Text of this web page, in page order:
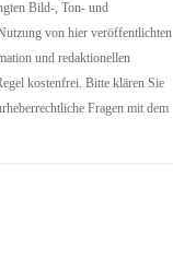
Bild-, Ton- und
von hier veröffentlichten
und redaktionellen
kostenfrei. Bitte klären Sie
Fragen mit dem